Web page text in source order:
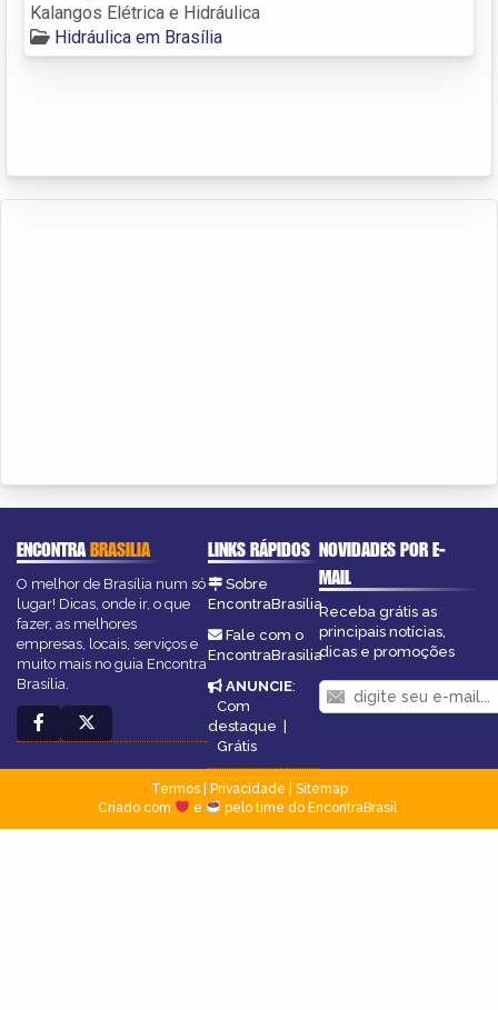
Kalangos Elétrica e Hidráulica
Hidráulica em Brasília
ENCONTRABRASILIA
O melhor de Brasília num só
lugar! Dicas, onde ir, o que
fazer, as melhores
empresas, locais, serviços e
muito mais no guia Encontra
Brasília.
LINKS RÁPIDOS
Sobre
EncontraBrasilia
Fale com o
EncontraBrasilia
ANUNCIE:
Com
destaque |
Grátis
NOVIDADES POR E-
MAIL
Receba grátis as
principais notícias,
dicas e promoções
Termos| Privacidade
Sitemap
Criado com
e pelo time do EncontraBrasil